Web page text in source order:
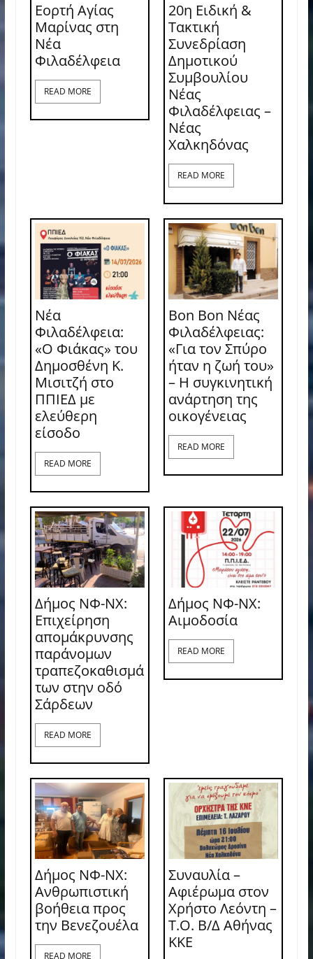
Εορτή Αγίας
Μαρίνας στη
Νέα
Φιλαδέλφεια
READ MORE
20η Ειδική &
Τακτική
Συνεδρίαση
Δημοτικού
Συμβουλίου
Νέας
Φιλαδέλφειας –
Νέας
Χαλκηδόνας
READ MORE
Νέα
Φιλαδέλφεια:
«Ο Φιάκας» του
Δημοσθένη Κ.
Μισιτζή στο
ΠΠΙΕΔ με
ελεύθερη
είσοδο
READ MORE
Bon Bon Νέας
Φιλαδέλφειας:
«Για τον Σπύρο
ήταν η ζωή του»
– Η συγκινητική
ανάρτηση της
οικογένειας
READ MORE
Δήμος ΝΦ-ΝΧ:
Επιχείρηση
απομάκρυνσης
παράνομων
τραπεζοκαθισμά
των στην οδό
Σάρδεων
READ MORE
Δήμος ΝΦ-ΝΧ:
Aιμοδοσία
READ MORE
Δήμος ΝΦ-ΝΧ:
Ανθρωπιστική
βοήθεια προς
την Βενεζουέλα
READ MORE
Συναυλία –
Αφιέρωμα στον
Χρήστο Λεόντη –
Τ.Ο. Β/Δ Αθήνας
ΚΚΕ